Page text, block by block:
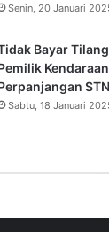
Senin, 20 Januari
Bayar
Sabtu, 18 Januari